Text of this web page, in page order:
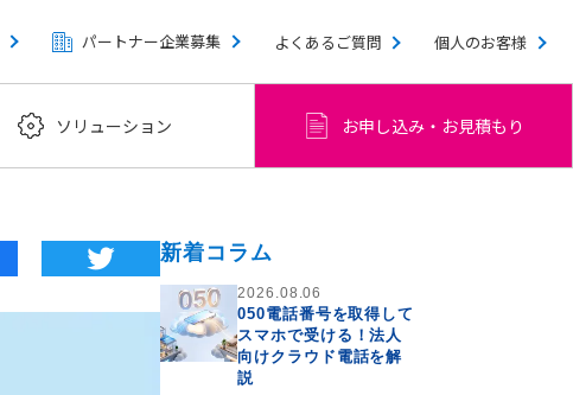
パートナー企業募集 よくあるご質問 個人のお客様
ソリューション お申し込み・お見積もり
新着コラム
2026.08.06
050電話番号を取得して
スマホで受ける！法人
向けクラウド電話を解
説